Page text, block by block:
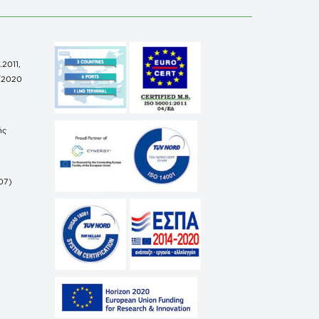
2020